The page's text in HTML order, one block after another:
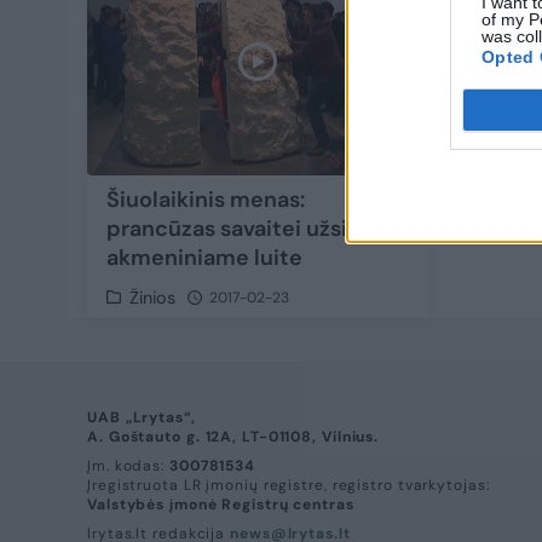
of my
was
Opted
Šiuolaikinis menas:
prancūzas savaitei užsidarė
akmeniniame luite
Žinios 2017-02-23
UAB „Lrytas“,
A. Goštauto g. 12A, LT-01108, Vilnius.
Įm. kodas: 300781534
Įregistruota LR įmonių registre, registro tvarkytojas:
Valstybės įmonė Registrų centras
lrytas.lt redakcija news@lrytas.lt